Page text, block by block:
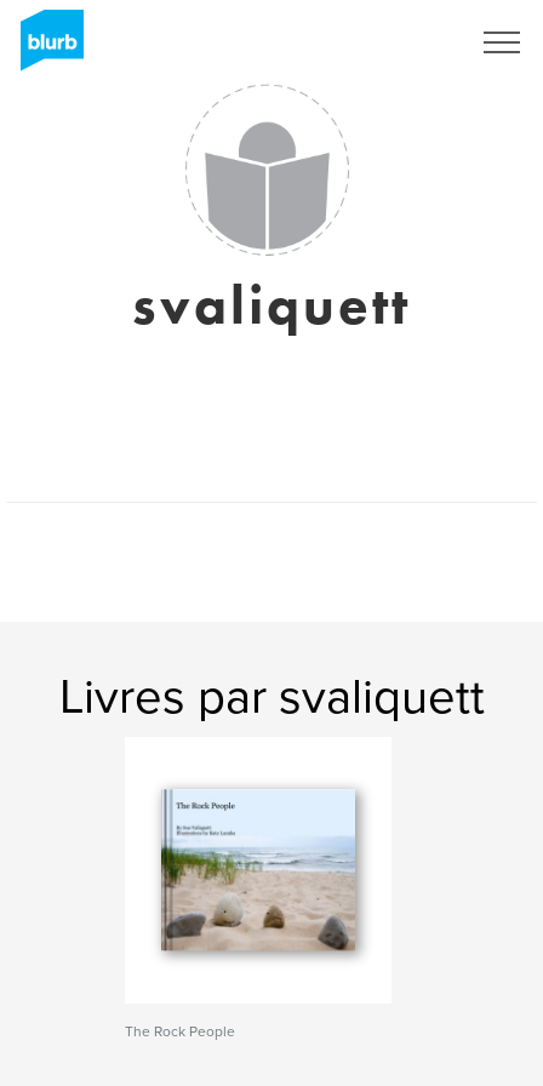
svaliquett
Livres par svaliquett
The Rock People